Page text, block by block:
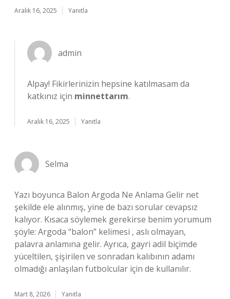
Aralık 16, 2025 Yanıtla
admin
Alpay! Fikirlerinizin hepsine katılmasam da
katkınız için minnettarım.
Aralık 16, 2025 Yanıtla
Selma
Yazı boyunca Balon Argoda Ne Anlama Gelir net
şekilde ele alınmış, yine de bazı sorular cevapsız
kalıyor. Kısaca söylemek gerekirse benim yorumum
şöyle: Argoda “balon” kelimesi , aslı olmayan,
palavra anlamına gelir. Ayrıca, gayri adil biçimde
yüceltilen, şişirilen ve sonradan kalıbının adamı
olmadığı anlaşılan futbolcular için de kullanılır.
Mart 8, 2026 Yanıtla